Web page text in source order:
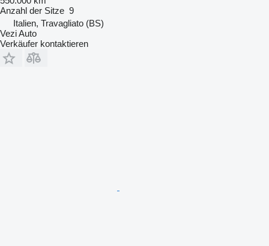
Anzahl der Sitze 9
Italien, Travagliato (BS)
Vezi Auto
Verkäufer kontaktieren